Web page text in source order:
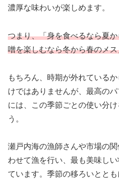
濃厚な味わいが楽しめます。
つまり、「身を食べるなら夏
噌を楽しむなら冬から春のメ
もちろん、時期が外れている
けではありませんが、最高の
には、この季節ごとの使い分
う。
瀬戸内海の漁師さんや市場の
わせて漁を行い、最も美味し
ています。季節の移ろいとと